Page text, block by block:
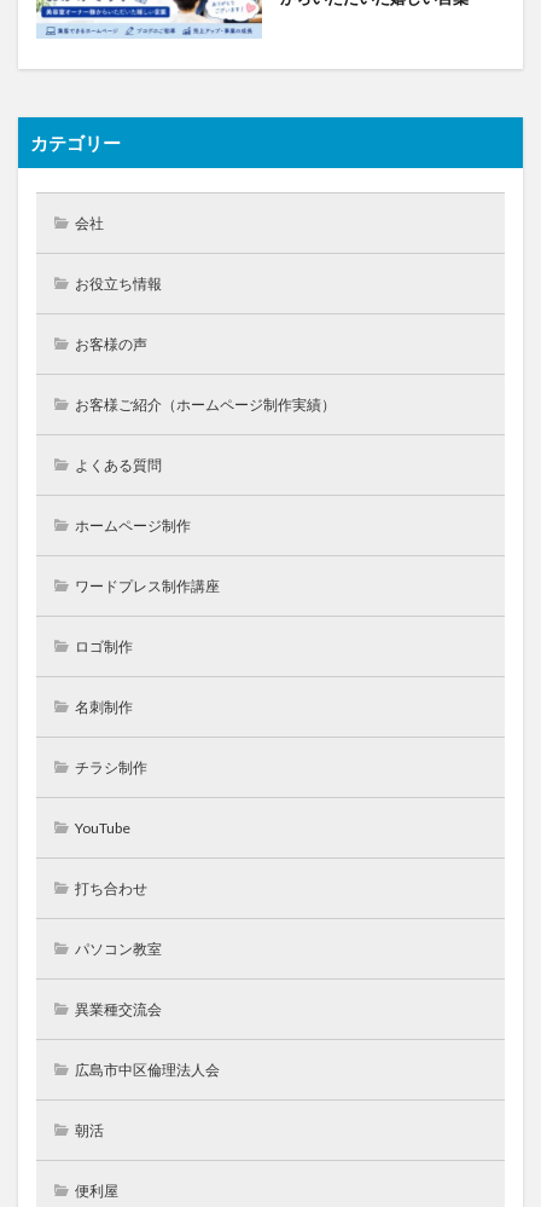
カテゴリー
会社
お役立ち情報
お客様の声
お客様ご紹介（ホームページ制作実績）
よくある質問
ホームページ制作
ワードプレス制作講座
ロゴ制作
名刺制作
チラシ制作
YouTube
打ち合わせ
パソコン教室
異業種交流会
広島市中区倫理法人会
朝活
便利屋